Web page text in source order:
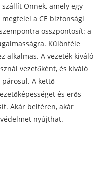
Önnek, amely egy
a CE biztonsági
összpontosít: a
Különféle
alkalmas. A vezeték kiváló
vezetőként, és kiváló
A kettő
és erős
Akár beltéren, akár
nyújthat.